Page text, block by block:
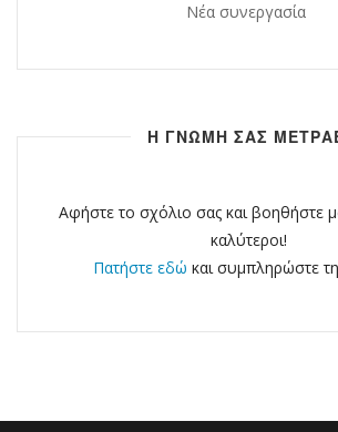
Νέα συνεργασία
Η ΓΝΩΜΗ ΣΑΣ
Αφήστε το σχόλιο σας και βοηθήστε
καλύτεροι!
Πατήστε εδώ και συμπληρώστε